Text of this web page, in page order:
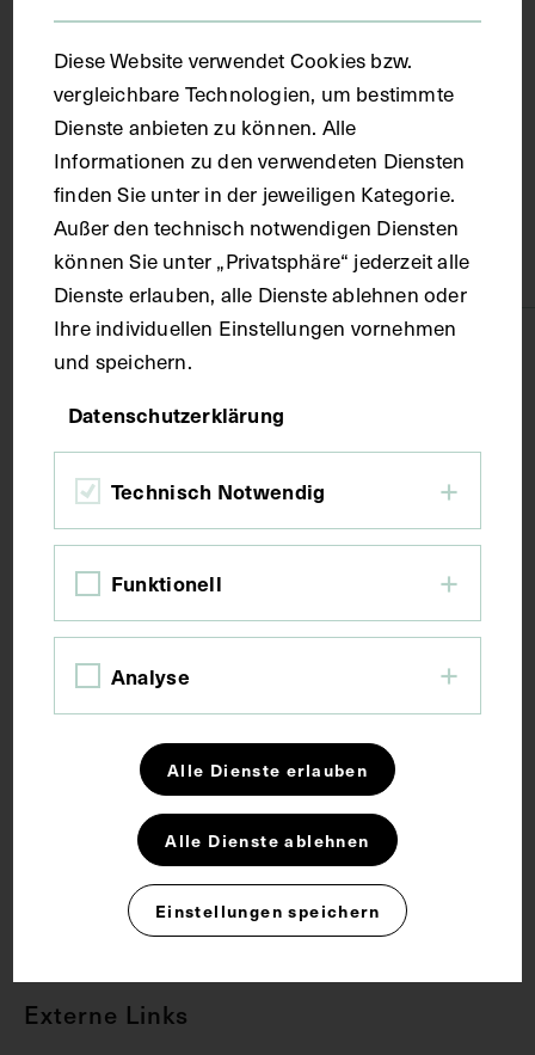
Material
Karton
Lithografie
Bildmaß 36,2 x 27,2 cm
Schlagwörter
Chirurgie Mykologie
CC BY-NC-SA 4.0
Externe Links
Diese Website verwendet Cookies bzw.
vergleichbare Technologien, um bestimmte
Dienste anbieten zu können. Alle
Informationen zu den verwendeten Diensten
finden Sie unter in der jeweiligen Kategorie.
Außer den technisch notwendigen Diensten
können Sie unter „Privatsphäre“ jederzeit alle
Dienste erlauben, alle Dienste ablehnen oder
Ihre individuellen Einstellungen vornehmen
und speichern.
Datenschutzerklärung
Technisch Notwendig
Funktionell
Analyse
Alle Dienste erlauben
Alle Dienste ablehnen
Einstellungen speichern